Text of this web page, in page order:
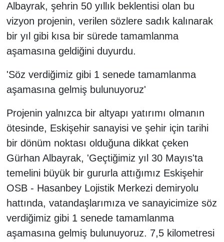
Albayrak, şehrin 50 yıllık beklentisi olan bu
vizyon projenin, verilen sözlere sadık kalınarak
bir yıl gibi kısa bir sürede tamamlanma
aşamasına geldiğini duyurdu.
'Söz verdiğimiz gibi 1 senede tamamlanma
aşamasına gelmiş bulunuyoruz'
Projenin yalnızca bir altyapı yatırımı olmanın
ötesinde, Eskişehir sanayisi ve şehir için tarihi
bir dönüm noktası olduğuna dikkat çeken
Gürhan Albayrak, 'Geçtiğimiz yıl 30 Mayıs'ta
temelini büyük bir gururla attığımız Eskişehir
OSB - Hasanbey Lojistik Merkezi demiryolu
hattında, vatandaşlarımıza ve sanayicimize söz
verdiğimiz gibi 1 senede tamamlanma
aşamasına gelmiş bulunuyoruz. 7,5 kilometresi